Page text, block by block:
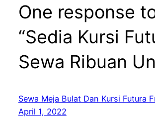
One response
“Sedia Kursi
Sewa Ribuan
Sewa Meja Bulat Dan Kursi Futura
April 1, 2022